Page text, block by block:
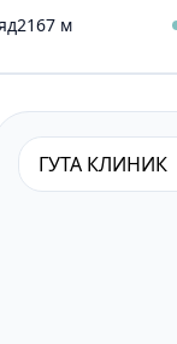
2167 м
ГУТА КЛИНИК